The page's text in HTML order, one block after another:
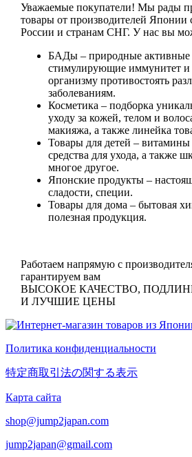
Уважаемые покупатели! Мы рады
товары от производителей Японии
России и странам СНГ. У нас вы
БАДы– природные
стимулирующие иммунитет
организму противостоять
заболеваниям.
Косметика – подборка
уходу за кожей, телом и
макияжа, а также линейка
Товары для детей –
средства для ухода, а также
многое другое.
Японские продукты–
сладости, специи.
Товары для дома – бытовая
полезная продукция.
Работаем напрямую с
гарантируем вам
ВЫСОКОЕ КАЧЕСТВО,
И ЛУЧШИЕ ЦЕНЫ
Политика конфиденциальности
特定商取引法の関する表示
Карта сайта
shop@jump2japan.com
jump2japan@gmail.com